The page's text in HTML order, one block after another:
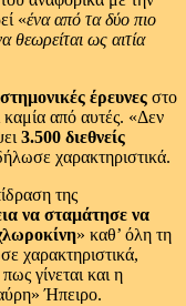
«ένα από τα δύο πιο
ως αιτία
έρευνες στο
καμία από αυτές. «Δεν
3.500 διεθνείς
χαρακτηριστικά.
της
να σταμάτησε να
» καθ’ όλη τη
χαρακτηριστικά,
γίνεται και η
Ήπειρο.